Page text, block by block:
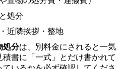
処分
近隣挨拶・整地
処分は、別料金にされると一気
書に「一式」とだけ書かれて